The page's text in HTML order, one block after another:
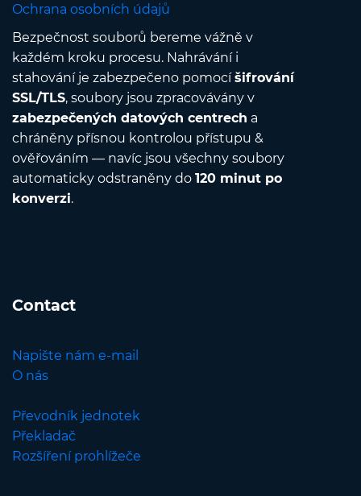
Ochrana osobních údajů
Bezpečnost souborů bereme vážně v
každém kroku procesu. Nahrávání i
stahování je zabezpečeno pomocíšifrování
SSL/TLS, soubory jsou zpracovávány v
zabezpečených datových centrech a
chráněny přísnou kontrolou přístupu &
ověřováním — navíc jsou všechny soubory
automaticky odstraněny do 120 minut po
konverzi.
Contact
Napište nám e-mail
O nás
Převodník jednotek
Překladač
Rozšíření prohlížeče